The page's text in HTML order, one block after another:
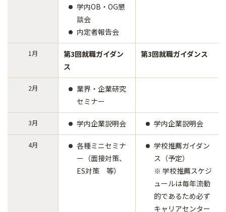
学内OB・OG懇
談会
内定者報告会
1月
第3回就職ガイダン
ス
第3回就職ガイダンス
2月
業界・企業研究
セミナー
3月 学内企業説明会 学内企業説明会
4月
各種ミニセミナ
ー（面接対策、
ES対策 等）
学校推薦ガイダン
ス（予定）
※ 学校推薦スケジ
ュールは毎年流動
的であるため必ず
キャリアセンター